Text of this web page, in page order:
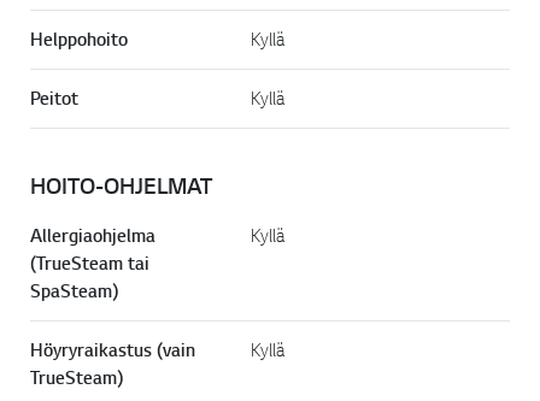
Helppohoito Kyllä
Peitot Kyllä
HOITO-OHJELMAT
Allergiaohjelma
(TrueSteam tai
SpaSteam)
Kyllä
Höyryraikastus (vain
TrueSteam)
Kyllä